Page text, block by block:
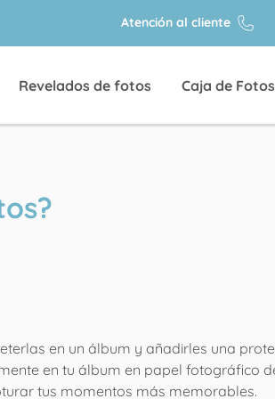
Atención al cliente
Revelados de fotos Caja de Fotos
en un álbum y añadirles una
en tu álbum en papel fotográfico
tus momentos más memorables.